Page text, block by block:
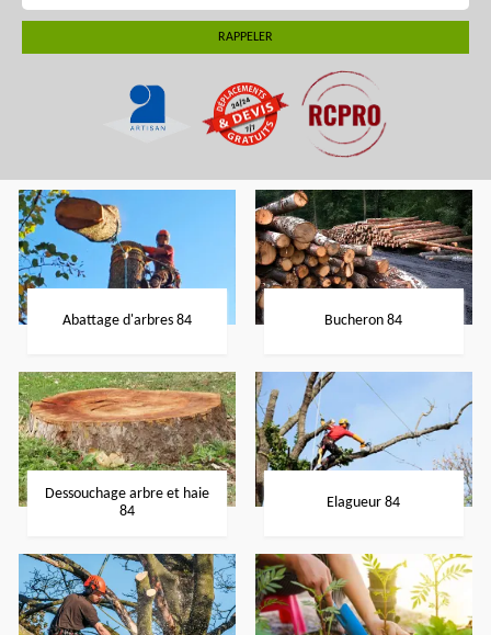
Abattage d'arbres 84 Bucheron 84
Dessouchage arbre et haie
84
Elagueur 84